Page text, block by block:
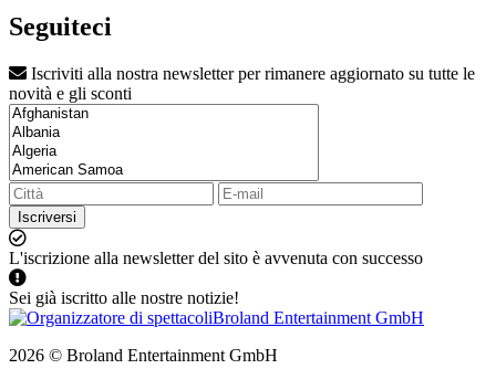
Seguiteci
Iscriviti alla nostra newsletter per rimanere aggiornato su tutte le
novità e gli sconti
Iscriversi
L'iscrizione alla newsletter del sito è avvenuta con successo
Sei già iscritto alle nostre notizie!
2026 © Broland Entertainment GmbH